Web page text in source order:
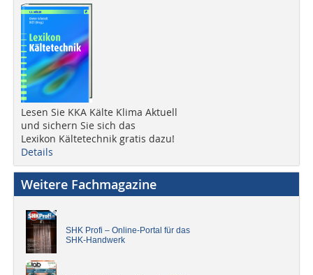
Lesen Sie KKA Kälte Klima Aktuell
und sichern Sie sich das
Lexikon Kältetechnik gratis dazu!
Details
Weitere Fachmagazine
SHK Profi – Online-Portal für das
SHK-Handwerk